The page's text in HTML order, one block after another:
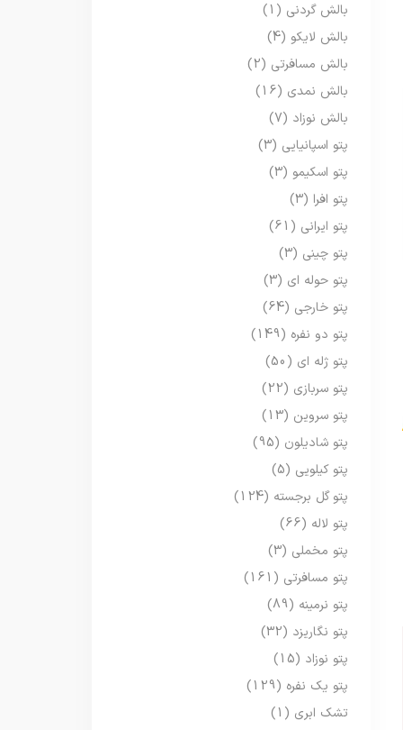
بالش گردنی (1)
بالش لایکو (4)
بالش مسافرتی (2)
بالش نمدی (16)
بالش نوزاد (7)
پتو اسپانیایی (3)
پتو اسکیمو (3)
پتو افرا (3)
پتو ایرانی (61)
پتو چینی (3)
پتو حوله ای (3)
پتو خارجی (64)
پتو دو نفره (149)
پتو ژله ای (50)
پتو سربازی (22)
پتو سروین (13)
پتو شادیلون (95)
پتو کیلویی (5)
پتو گل برجسته (124)
پتو لاله (66)
پتو مخملی (3)
پتو مسافرتی (161)
پتو نرمینه (89)
پتو نگاریزد (32)
پتو نوزاد (15)
پتو یک نفره (129)
تشک ابری (1)